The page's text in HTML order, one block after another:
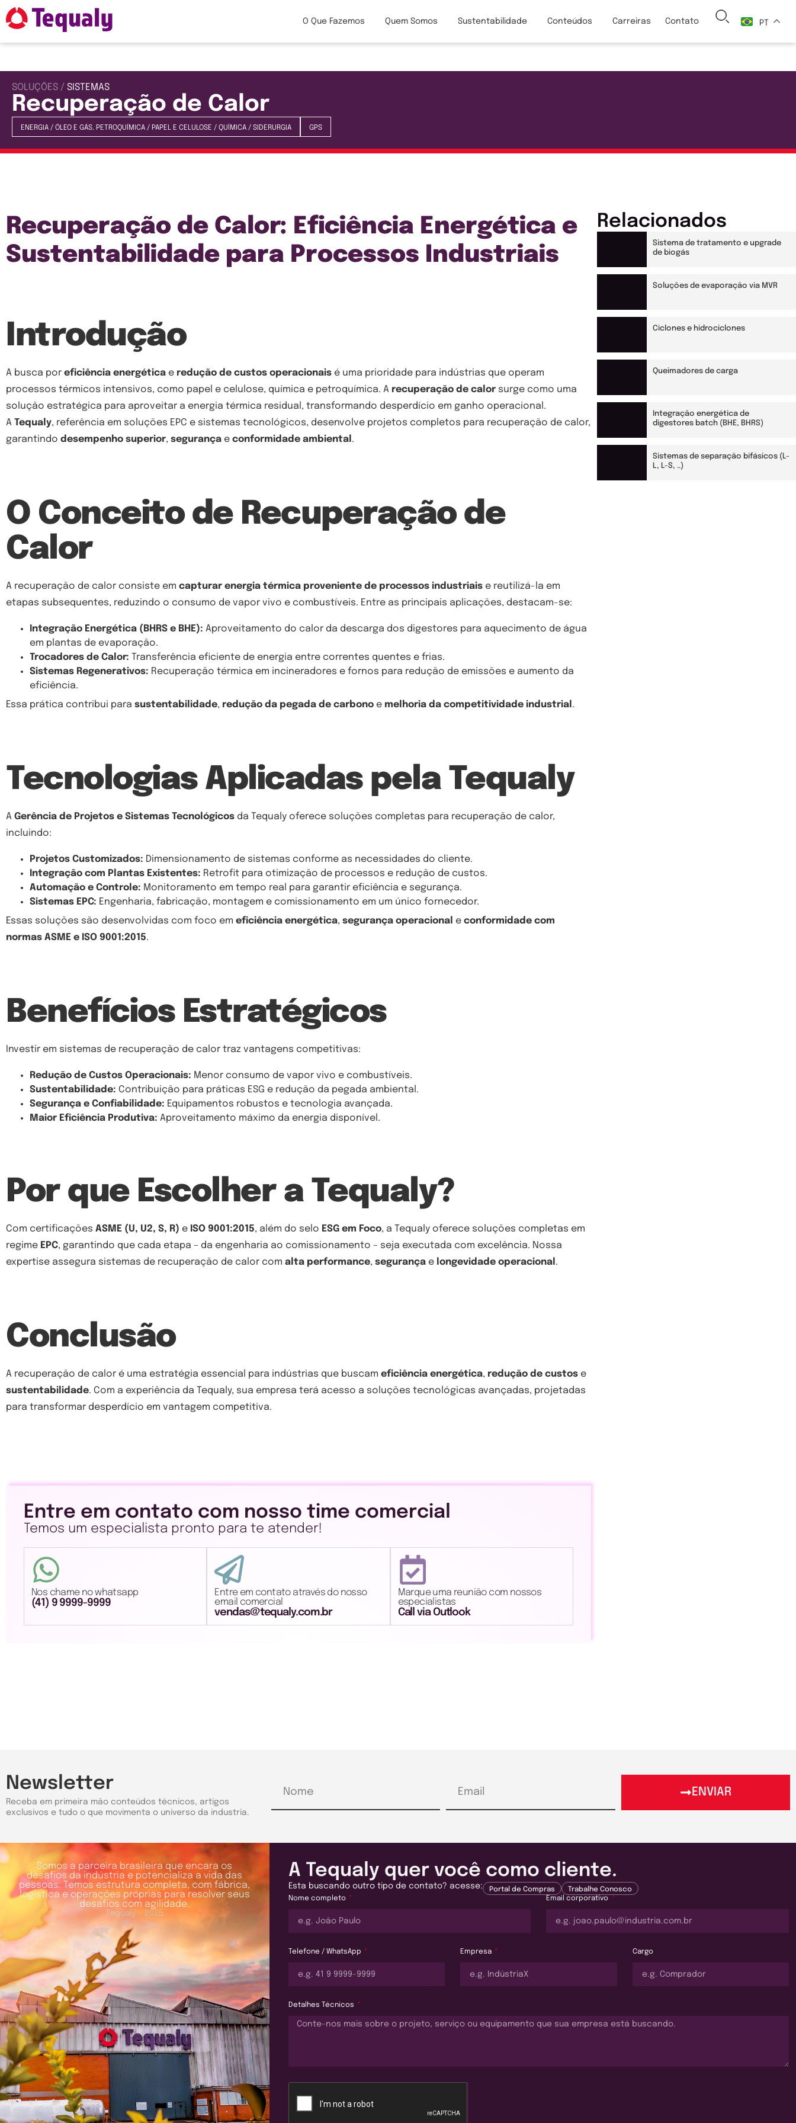
O Que Fazemos Quem Somos Sustentabilidade Conteúdos Carreiras Contato PT
SOLUÇÕES / SISTEMAS
Recuperação de Calor
ENERGIA / ÓLEO E GÁS. PETROQUÍMICA / PAPEL E CELULOSE / QUÍMICA / SIDERURGIA GPS
Recuperação de Calor: Eficiência Energética e
Sustentabilidade para Processos Industriais
Introdução
A busca por eficiência energética e redução de custos operacionais é uma prioridade para indústrias que operam
processos térmicos intensivos, como papel e celulose, química e petroquímica. A recuperação de calor surge como uma
solução estratégica para aproveitar a energia térmica residual, transformando desperdício em ganho operacional.
A Tequaly, referência em soluções EPC e sistemas tecnológicos, desenvolve projetos completos para recuperação de calor,
garantindo desempenho superior, segurança e conformidade ambiental .
O Conceito de Recuperação de
Calor
A recuperação de calor consiste em capturar energia térmica proveniente de processos industriais e reutilizá-la em
etapas subsequentes, reduzindo o consumo de vapor vivo e combustíveis. Entre as principais aplicações, destacam-se:
Integração Energética (BHRS e BHE): Aproveitamento do calor da descarga dos digestores para aquecimento de água
em plantas de evaporação.
Trocadores de Calor: Transferência eficiente de energia entre correntes quentes e frias.
Sistemas Regenerativos: Recuperação térmica em incineradores e fornos para redução de emissões e aumento da
eficiência.
Essa prática contribui para sustentabilidade, redução da pegada de carbono e melhoria da competitividade industrial .
Tecnologias Aplicadas pela Tequaly
A Gerência de Projetos e Sistemas Tecnológicos da Tequaly oferece soluções completas para recuperação de calor,
incluindo:
Projetos Customizados: Dimensionamento de sistemas conforme as necessidades do cliente.
Integração com Plantas Existentes: Retrofit para otimização de processos e redução de custos.
Automação e Controle: Monitoramento em tempo real para garantir eficiência e segurança.
Sistemas EPC: Engenharia, fabricação, montagem e comissionamento em um único fornecedor.
Essas soluções são desenvolvidas com foco em eficiência energética, segurança operacional e conformidade com
normas ASME e ISO 9001:2015.
Benefícios Estratégicos
Investir em sistemas de recuperação de calor traz vantagens competitivas:
Redução de Custos Operacionais: Menor consumo de vapor vivo e combustíveis.
Sustentabilidade: Contribuição para práticas ESG e redução da pegada ambiental.
Segurança e Confiabilidade: Equipamentos robustos e tecnologia avançada.
Maior Eficiência Produtiva: Aproveitamento máximo da energia disponível.
Por que Escolher a Tequaly?
Com certificações ASME (U, U2, S, R) e ISO 9001:2015, além do selo ESG em Foco, a Tequaly oferece soluções completas em
regime EPC, garantindo que cada etapa – da engenharia ao comissionamento – seja executada com excelência. Nossa
expertise assegura sistemas de recuperação de calor com alta performance, segurança e longevidade operacional .
Conclusão
A recuperação de calor é uma estratégia essencial para indústrias que buscam eficiência energética, redução de custos e
sustentabilidade. Com a experiência da Tequaly, sua empresa terá acesso a soluções tecnológicas avançadas, projetadas
para transformar desperdício em vantagem competitiva.
Entre em contato com nosso time comercial
Temos um especialista pronto para te atender!
Nos chame no whatsapp
(41) 9 9999-9999
Entre em contato através do nosso
email comercial
vendas@tequaly.com.br
Marque uma reunião com nossos
especialistas
Call via Outlook
Relacionados
Sistema de tratamento e upgrade
de biogás
Soluções de evaporação via MVR
Ciclones e hidrociclones
Queimadores de carga
Integração energética de
digestores batch (BHE, BHRS)
Sistemas de separação bifásicos (L-
L, L-S, ..)
Newsletter
Receba em primeira mão conteúdos técnicos, artigos
exclusivos e tudo o que movimenta o universo da industria.
ENVIAR
Somos a parceira brasileira que encara os
desafios da indústria e potencializa a vida das
pessoas. Temos estrutura completa, com fábrica,
logística e operações próprias para resolver seus
desafios com agilidade.
Tequaly - 2025
A Tequaly quer você como cliente.
Esta buscando outro tipo de contato? acesse: Portal de Compras
Trabalhe Conosco
Nome completo
Email corporativo
Telefone / WhatsApp Empresa Cargo
Detalhes Técnicos